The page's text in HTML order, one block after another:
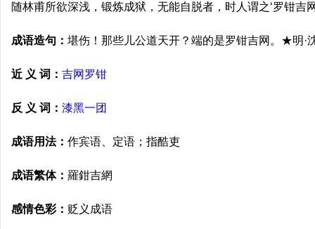
随林甫所欲深浅，锻炼成狱，无能自脱者，时人谓之‘罗钳吉网
成语造句： 堪伤！那些儿公道天开？端的是罗钳吉网。★明·
近 义 词： 吉网罗钳
反 义 词： 漆黑一团
成语用法： 作宾语、定语；指酷吏
成语繁体： 羅鉗吉網
感情色彩： 贬义成语